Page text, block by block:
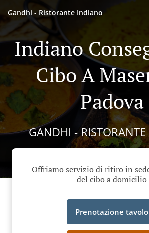
Gandhi - Ristorante Indiano
Indiano
Cibo A
Padova
GANDHI -
Offriamo servizio di ritiro in
del cibo a domicilio
Prenotazione tavolo